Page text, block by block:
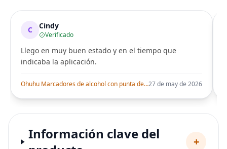
C Cindy
Verificado
Llego en muy buen estado y en el tiempo que
indicaba la aplicación.
Ohuhu Marcadores de alcohol con punta de pincel – Juego de marcadores artísticos de doble punta con certificación AP para artistas adultos27 de may de 2026
Información clave del
+